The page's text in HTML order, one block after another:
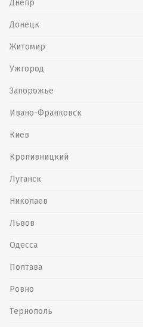
Днепр
Донецк
Житомир
Ужгород
Запорожье
Ивано-Франковск
Киев
Кропивницкий
Луганск
Николаев
Львов
Одесса
Полтава
Ровно
Тернополь